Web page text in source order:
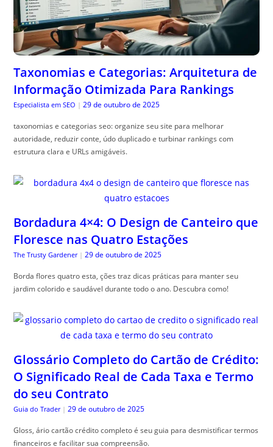
Taxonomias e Categorias: Arquitetura de
Informação Otimizada Para Rankings
Especialista em SEO | 29 de outubro de 2025
taxonomias e categorias seo: organize seu site para melhorar
autoridade, reduzir conte, údo duplicado e turbinar rankings com
estrutura clara e URLs amigáveis.
Bordadura 4×4: O Design de Canteiro que
Floresce nas Quatro Estações
The Trusty Gardener | 29 de outubro de 2025
Borda flores quatro esta, ções traz dicas práticas para manter seu
jardim colorido e saudável durante todo o ano. Descubra como!
Glossário Completo do Cartão de Crédito:
O Significado Real de Cada Taxa e Termo
do seu Contrato
Guia do Trader | 29 de outubro de 2025
Gloss, ário cartão crédito completo é seu guia para desmistificar termos
financeiros e facilitar sua compreensão.